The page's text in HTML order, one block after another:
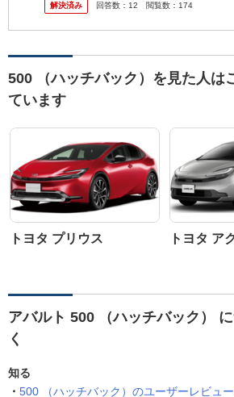
よく分からない...
解決済み
回答数： 12 閲覧数： 174
500 （ハッチバック）を見た人は
ています
トヨタ プリウス トヨタ ア
アバルト 500 （ハッチバック）
く
知る
500 （ハッチバック）のユーザーレビュ